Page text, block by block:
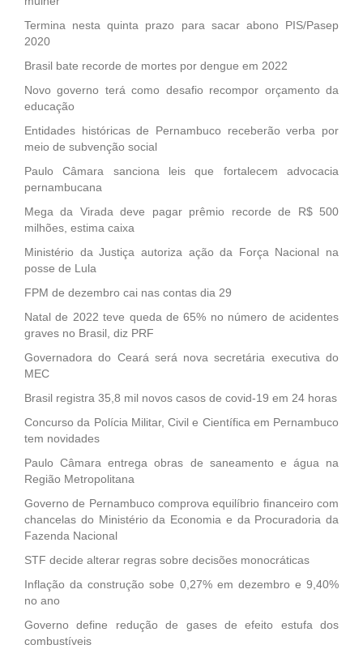
Termina nesta quinta prazo para sacar abono PIS/Pasep
2020
Brasil bate recorde de mortes por dengue em 2022
Novo governo terá como desafio recompor orçamento da
educação
Entidades históricas de Pernambuco receberão verba por
meio de subvenção social
Paulo Câmara sanciona leis que fortalecem advocacia
pernambucana
Mega da Virada deve pagar prêmio recorde de R$ 500
milhões, estima caixa
Ministério da Justiça autoriza ação da Força Nacional na
posse de Lula
FPM de dezembro cai nas contas dia 29
Natal de 2022 teve queda de 65% no número de acidentes
graves no Brasil, diz PRF
Governadora do Ceará será nova secretária executiva do
MEC
Brasil registra 35,8 mil novos casos de covid-19 em 24 horas
Concurso da Polícia Militar, Civil e Científica em Pernambuco
tem novidades
Paulo Câmara entrega obras de saneamento e água na
Região Metropolitana
Governo de Pernambuco comprova equilíbrio financeiro com
chancelas do Ministério da Economia e da Procuradoria da
Fazenda Nacional
STF decide alterar regras sobre decisões monocráticas
Inflação da construção sobe 0,27% em dezembro e 9,40%
no ano
Governo define redução de gases de efeito estufa dos
combustíveis